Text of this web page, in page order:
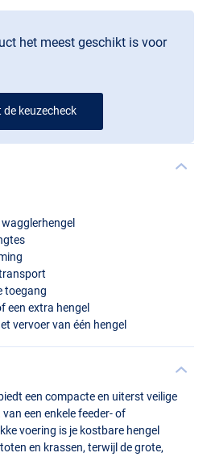
het meest geschikt is voor
de keuzecheck
toegang
een extra hengel
vervoer van één hengel
een compacte en uiterst veilige
een enkele feeder- of
voering is je kostbare hengel
en krassen, terwijl de grote,